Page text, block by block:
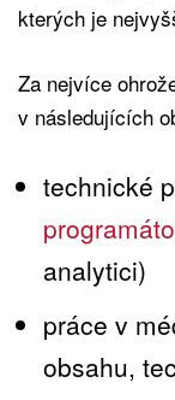
kterých je
Za nejvíce
v následujících
technické
analytici)
práce v
obsahu,